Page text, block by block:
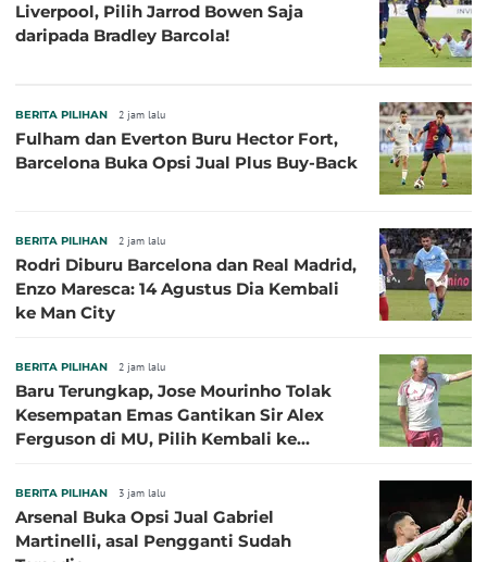
Liverpool, Pilih Jarrod Bowen Saja
daripada Bradley Barcola!
BERITA PILIHAN 2 jam lalu
Fulham dan Everton Buru Hector Fort,
Barcelona Buka Opsi Jual Plus Buy-Back
BERITA PILIHAN 2 jam lalu
Rodri Diburu Barcelona dan Real Madrid,
Enzo Maresca: 14 Agustus Dia Kembali
ke Man City
BERITA PILIHAN 2 jam lalu
Baru Terungkap, Jose Mourinho Tolak
Kesempatan Emas Gantikan Sir Alex
Ferguson di MU, Pilih Kembali ke
BERITA PILIHAN 3 jam lalu
Arsenal Buka Opsi Jual Gabriel
Martinelli, asal Pengganti Sudah